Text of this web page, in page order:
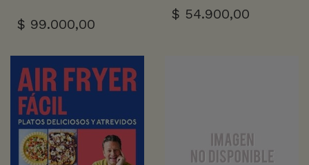
$ 99.000,00
$ 54.900,00